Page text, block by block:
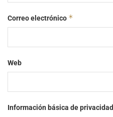
Correo electrónico *
Web
Información básica de privacidad